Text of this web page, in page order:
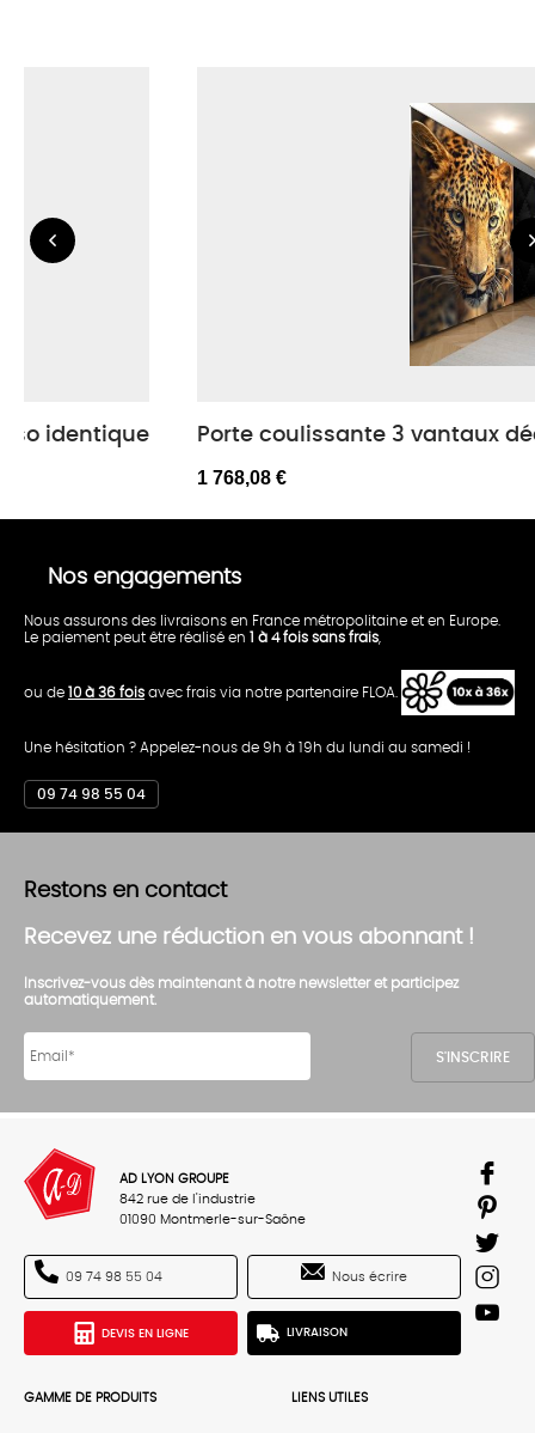
identique Porte coulissante 3 vantaux
1 768,08 €
Nos engagements
Nous assurons des livraisons en France métropolitaine et en Europe.
Le paiement peut être réalisé en 1 à 4 fois sans frais
ou de 10 à 36 fois avec frais via notre partenaire FLOA.
Une hésitation ? Appelez-nous de 9h à 19h du lundi au samedi !
09 74 98 55 04
Restons en contact
Recevez une réduction en vous abonnant !
Inscrivez-vous dès maintenant à notre newsletter et participez
automatiquement.
AD LYON GROUPE
842 rue de l'industrie
01090 Montmerle-sur-Saône
09 74 98 55 04 Nous écrire
DEVIS EN LIGNE LIVRAISON
GAMME DE PRODUITS LIENS UTILES